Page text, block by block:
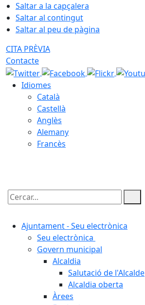
Saltar a la capçalera
Saltar al contingut
Saltar al peu de pàgina
CITA PRÈVIA
Contacte
Idiomes
Català
Castellà
Anglès
Alemany
Francès
Cercar:
Ajuntament - Seu electrònica
Seu electrònica
Govern municipal
Alcaldia
Salutació de l'Alcalde
Alcaldia oberta
Àrees